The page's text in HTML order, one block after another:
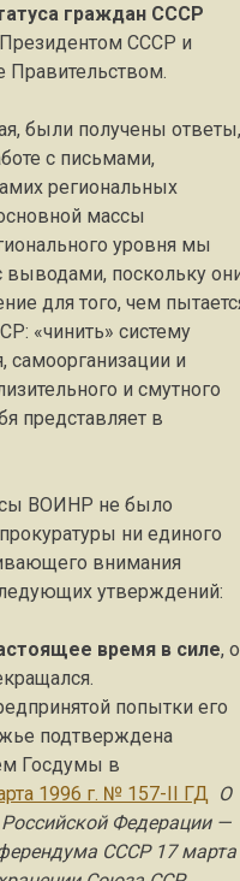
граждан СССР
СССР и
были получены ответы,
с письмами,
региональных
массы
уровня мы
выводами, поскольку
для того, чем
«чинить» систему
самоорганизации и
и смутного
представляет в
ВОИНР не было
ни единого
внимания
утверждений:
время в силе,
попытки его
подтверждена
Госдумы в
1996 г. № 157-II ГД О
Федерации —
СССР 17 марта